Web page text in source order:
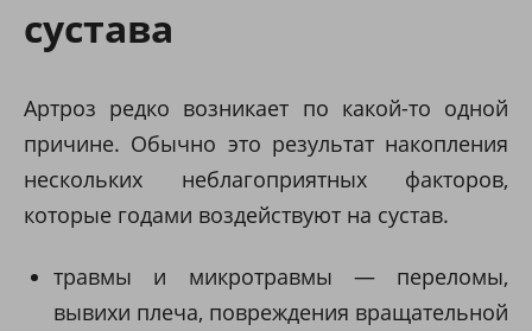
сустава
Артроз редко возникает по какой-то одной
причине. Обычно это результат накопления
нескольких неблагоприятных факторов,
которые годами воздействуют на сустав.
травмы и микротравмы — переломы,
вывихи плеча, повреждения вращательной